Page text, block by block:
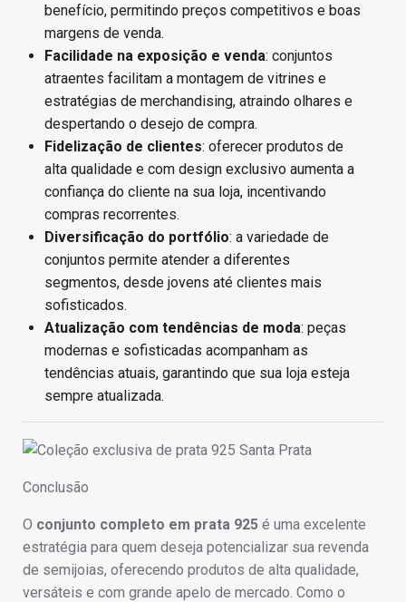
benefício, permitindo preços competitivos e boas
margens de venda.
Facilidade na exposição e venda: conjuntos
atraentes facilitam a montagem de vitrines e
estratégias de merchandising, atraindo olhares e
despertando o desejo de compra.
Fidelização de clientes: oferecer produtos de
alta qualidade e com design exclusivo aumenta a
confiança do cliente na sua loja, incentivando
compras recorrentes.
Diversificação do portfólio: a variedade de
conjuntos permite atender a diferentes
segmentos, desde jovens até clientes mais
sofisticados.
Atualização com tendências de moda: peças
modernas e sofisticadas acompanham as
tendências atuais, garantindo que sua loja esteja
sempre atualizada.
Conclusão
O conjunto completo em prata 925 é uma excelente
estratégia para quem deseja potencializar sua revenda
de semijoias, oferecendo produtos de alta qualidade,
versáteis e com grande apelo de mercado. Como o